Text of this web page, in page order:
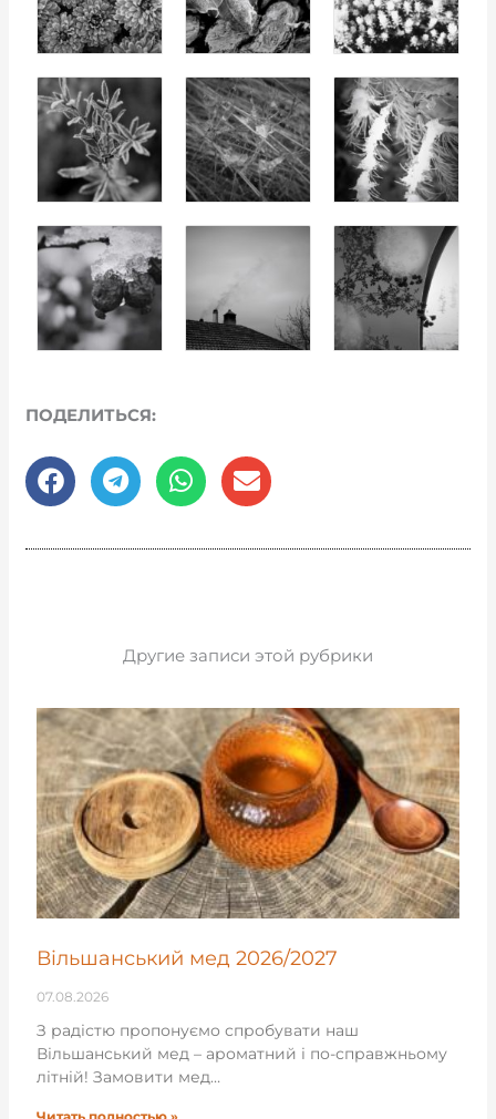
ПОДЕЛИТЬСЯ:
Другие записи этой рубрики
Вільшанський мед 2026/2027
07.08.2026
З радістю пропонуємо спробувати наш
Вільшанський мед – ароматний і по-справжньому
літній! Замовити мед…